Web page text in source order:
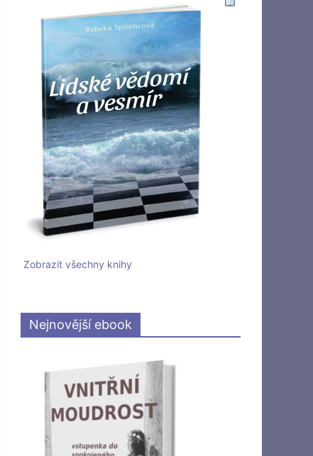
Zobrazit všechny knihy
Nejnovější ebook